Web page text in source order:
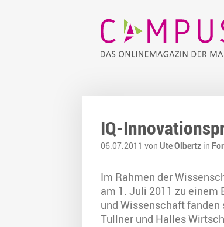
IQ-
06.07.2011 von Ute Olbertz in
Im Rahmen der
am 1. Juli 2011 zu
und Wissenschaft
Tullner und Halles